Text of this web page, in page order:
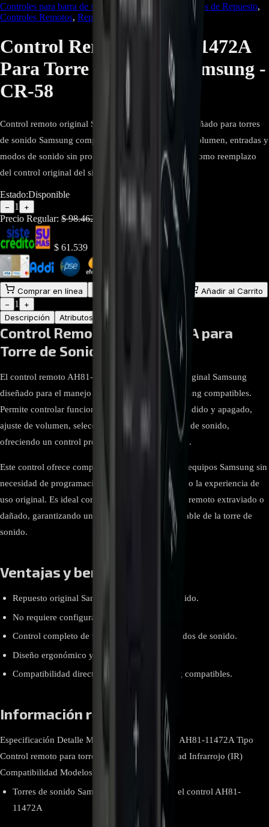
Controles para barra de sonido Accesorios de Repuesto,
Controles Remotos, Repuestos/Herramientas
Control Remoto AH81-11472A
Para Torre de Sonido Samsung -
CR-58
Control remoto original Samsung AH81-11472A diseñado para torres
de sonido Samsung compatibles. Permite controlar volumen, entradas y
modos de sonido sin programación adicional, ideal como reemplazo
del control original del sistema de audio.
Estado:Disponible
− 1 +
Precio Regular: $98.462
$ 61.539
Comprar en línea Comprar y Recoger
Añadir al Carrito
−
1
+
Descripción
Atributos
Control Remoto AH81-11472A para
Torre de Sonido Samsung
El control remoto AH81-11472A es un repuesto original Samsung
diseñado para el manejo de torres de sonido Samsung compatibles.
Permite controlar funciones esenciales como encendido y apagado,
ajuste de volumen, selección de entradas y modos de sonido,
ofreciendo un control preciso del sistema de audio.
Este control ofrece compatibilidad directa con los equipos Samsung sin
necesidad de programación adicional, manteniendo la experiencia de
uso original. Es ideal como reemplazo del control remoto extraviado o
dañado, garantizando un manejo cómodo y confiable de la torre de
sonido.
Ventajas y beneficios
Repuesto original Samsung para torres de sonido.
No requiere configuración ni programación.
Control completo de volumen, entradas y modos de sonido.
Diseño ergonómico y fácil de usar.
Compatibilidad directa con equipos Samsung compatibles.
Información relevante
Especificación Detalle Marca Samsung Modelo AH81-11472A Tipo
Control remoto para torre de sonido Conectividad Infrarrojo (IR)
Compatibilidad Modelos compatibles
Torres de sonido Samsung compatibles con el control AH81-
11472A